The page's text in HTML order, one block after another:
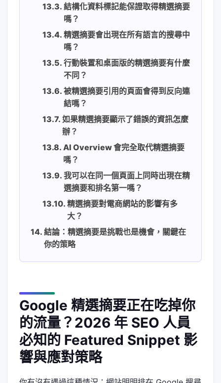
結構化資料標記能保證取得精選摘要
嗎？
精選摘要會出現在所有語言的搜尋中
嗎？
行動裝置和桌面版的精選摘要有什麼
不同？
被精選摘要引用的頁面會得到反向連
結嗎？
如果精選摘要顯示了錯誤的資訊怎麼
辦？
AI Overview 會完全取代精選摘要
嗎？
我可以在同一個頁面上同時出現在精
選摘要和排名第一嗎？
精選摘要對電商網站的影響有多
大？
結論：精選摘要是挑戰也是機會，關鍵在
你的策略
Google 精選摘要正在吃掉你
的流量？2026 年 SEO 人員
必知的 Featured Snippet 影
響與應對策略